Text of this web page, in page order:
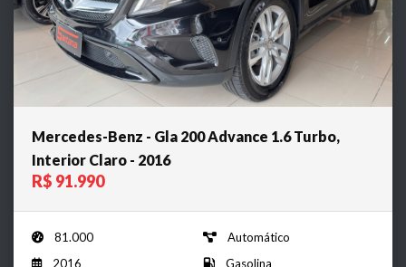
Mercedes-Benz - Gla 200 Advance 1.6 Turbo,
Interior Claro - 2016
R$ 91.990
81.000
Automático
2016
Gasolina